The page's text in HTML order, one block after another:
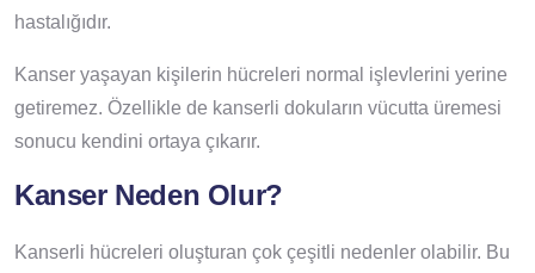
hastalığıdır.
Kanser yaşayan kişilerin hücreleri normal işlevlerini yerine
getiremez. Özellikle de kanserli dokuların vücutta üremesi
sonucu kendini ortaya çıkarır.
Kanser Neden Olur?
Kanserli hücreleri oluşturan çok çeşitli nedenler olabilir. Bu